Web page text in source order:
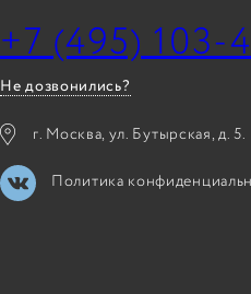
+7 (495) 103-
Не дозвонились?
г. Москва, ул. Бутырская, д. 5.
Политика